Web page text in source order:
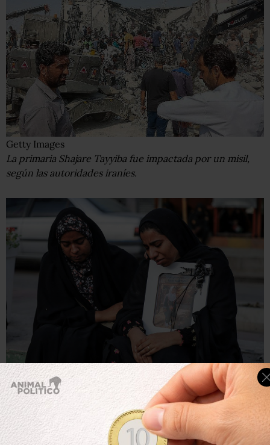
Getty Images
La primaria Shajare Tayyiba fue impactada por un misil,
según las autoridades iraníes.
Reuters
Las autoridades iraníes responsabilizan del ataque a
EE.UU. e Israel.